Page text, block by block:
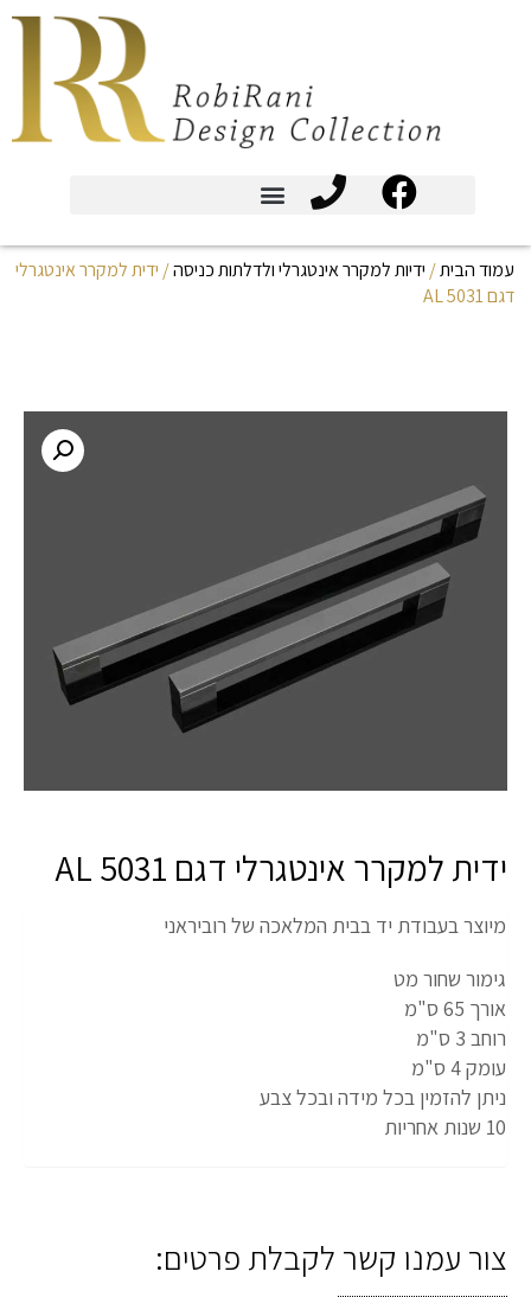
עמוד הבית/ ידיות למקרר אינטגרלי ולדלתות כניסה/ ידית למקרר אינטגרלי
דגם AL 5031
ידית למקרר אינטגרלי דגם AL 5031
מיוצר בעבודת יד בבית המלאכה של רוביראני
גימור שחור מט
אורך 65 ס"מ
רוחב 3 ס"מ
עומק 4 ס"מ
ניתן להזמין בכל מידה ובכל צבע
10 שנות אחריות
צור עמנו קשר לקבלת פרטים: